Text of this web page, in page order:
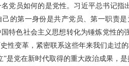
党员如何的是党性。习近平总书记
的第一身份是共产党员、第一职责
特色社会主义思想转化为锤炼党性
性变革，紧密联系这些年来我们走过
”是党在新时代取得的重大政治成果，